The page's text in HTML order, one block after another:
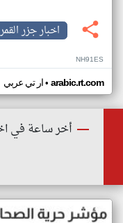
اخبار جزر القمر
NH91ES
ار تي عربي• arabic.rt.com
أخر ساعة في